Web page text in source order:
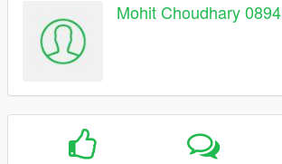
Mohit Choudhary 0894